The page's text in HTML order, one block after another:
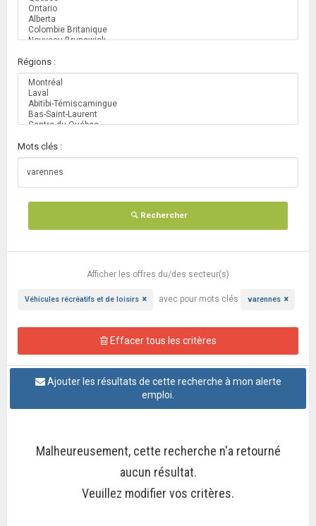
Régions :
Mots clés :
Rechercher
Afficher les offres du/des secteur(s)
Véhicules récréatifs et de loisirs avec pour mots clés varennes
Effacer tous les critères
Ajouter les résultats de cette recherche à mon alerte
emploi.
Malheureusement, cette recherche n'a retourné
aucun résultat.
Veuillez modifier vos critères.